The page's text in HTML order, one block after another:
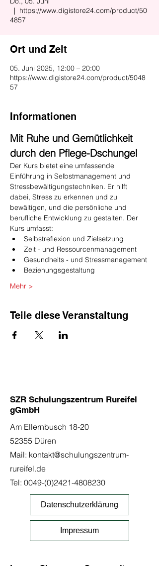
  |
https://www.digistore24.com/product/50
4857
Ort und Zeit
05. Juni 2025, 12:00 – 20:00
https://www.digistore24.com/product/5048
57
Informationen
Mit Ruhe und Gemütlichkeit
durch den Pflege-Dschungel
Der Kurs bietet eine umfassende
Einführung in Selbstmanagement und
Stressbewältigungstechniken. Er hilft
dabei, Stress zu erkennen und zu
bewältigen, und die persönliche und
berufliche Entwicklung zu gestalten. Der
Kurs umfasst:
Selbstreflexion und Zielsetzung
Zeit - und Ressourcenmanagement
Gesundheits - und Stressmanagement
Beziehungsgestaltung
Mehr >
Teile diese Veranstaltung
SZR Schulungszentrum Rureifel
gGmbH
Am Ellernbusch 18-20
52355 Düren
Mail: kontakt@schulungszentrum-
rureifel.de
Tel: 0049-(0)2421-4808230
Datenschutzerklärung
Impressum